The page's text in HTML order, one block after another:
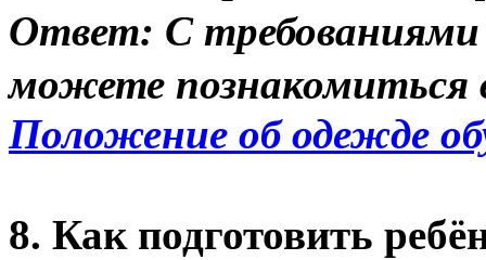
Ответ: С
можете познакомиться
Положение об одежде
8. Как подготовить